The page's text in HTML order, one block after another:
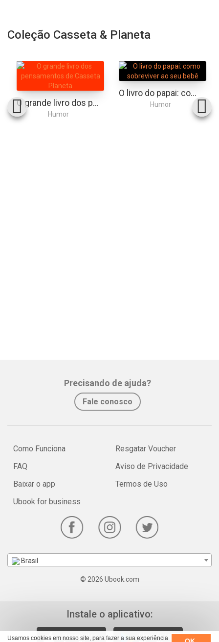
Usamos cookies em nosso site, para fazer a sua experiência
Coleção Casseta & Planeta
O grande livro dos pensamentos de Casseta & Planeta
Humor
O livro do papai: como sobreviver ao seu bebê
Humor
Precisando de ajuda?
Fale conosco
Como Funciona
FAQ
Baixar o app
Ubook for business
Resgatar Voucher
Aviso de Privacidade
Termos de Uso
Brasil
© 2026 Ubook.com
Instale o aplicativo: